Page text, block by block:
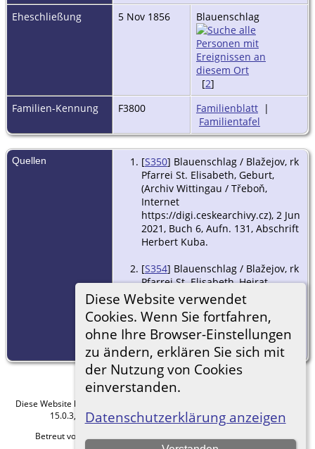
Diese Website verwendet
Cookies. Wenn Sie fortfahren,
ohne Ihre Browser-Einstellungen
zu ändern, erklären Sie sich mit
der Nutzung von Cookies
einverstanden.
Datenschutzerklärung anzeigen
Eheschließung
5 Nov 1856 Blauenschlag
[2]
Familien-Kennung
F3800 Familienblatt |
Familientafel
Quellen [S350] Blauenschlag / Blažejov, rk
Pfarrei St. Elisabeth, Geburt,
(Archiv Wittingau / Třeboň,
Internet
https://digi.ceskearchivy.cz), 2 Jun
2021, Buch 6, Aufn. 131, Abschrift
Herbert Kuba.
[S354] Blauenschlag / Blažejov, rk
Pfarrei St. Elisabeth, Heirat,
(Archiv Wittingau / Třeboň,
Internet
https://digi.ceskearchivy.cz), 13
Jan 2021, buch 10, Aufn. 92,
Abschrift Herbert Kuba.
Diese Website läuft mit
15.0.3, programmiert von Darrin Lythgoe © 2001-2026.
Betreut von